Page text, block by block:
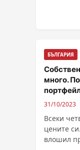
БЪЛГАРИЯ
много.
31/10/2023
Всеки
цените
влошил